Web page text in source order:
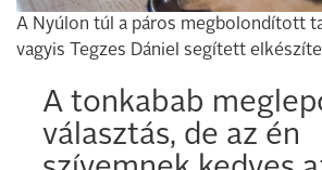
A Nyúlon túl a páros megbolondított
vagyis Tegzes Dániel segített
A tonkabab
választás, de az én